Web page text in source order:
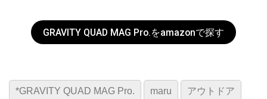
GRAVITY QUAD MAG Pro.をamazonで探す
*GRAVITY QUAD MAG Pro. maru アウトドア